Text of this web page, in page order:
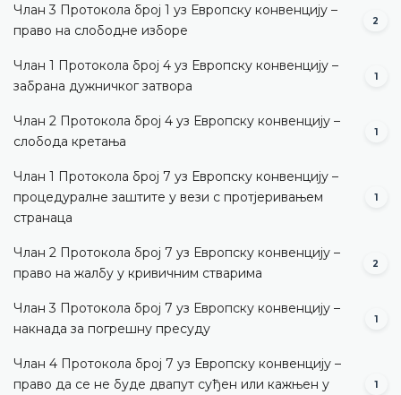
Члан 3 Протокола број 1 уз Европску конвенцију –
право на слободне изборе
2
Члан 1 Протокола број 4 уз Европску конвенцију –
забрана дужничког затвора
1
Члан 2 Протокола број 4 уз Европску конвенцију –
слобода кретања
1
Члан 1 Протокола број 7 уз Европску конвенцију –
процедуралне заштите у вези с протјеривањем
странаца
1
Члан 2 Протокола број 7 уз Европску конвенцију –
право на жалбу у кривичним стварима
2
Члан 3 Протокола број 7 уз Европску конвенцију –
накнада за погрешну пресуду
1
Члан 4 Протокола број 7 уз Европску конвенцију –
право да се не буде двапут суђен или кажњен у
1